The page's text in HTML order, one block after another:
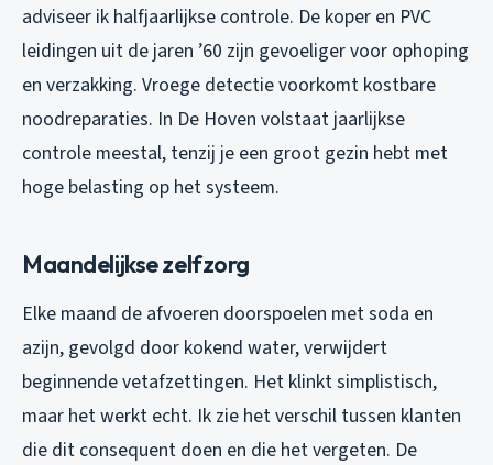
adviseer ik halfjaarlijkse controle. De koper en PVC
leidingen uit de jaren ’60 zijn gevoeliger voor ophoping
en verzakking. Vroege detectie voorkomt kostbare
noodreparaties. In De Hoven volstaat jaarlijkse
controle meestal, tenzij je een groot gezin hebt met
hoge belasting op het systeem.
Maandelijkse zelfzorg
Elke maand de afvoeren doorspoelen met soda en
azijn, gevolgd door kokend water, verwijdert
beginnende vetafzettingen. Het klinkt simplistisch,
maar het werkt echt. Ik zie het verschil tussen klanten
die dit consequent doen en die het vergeten. De